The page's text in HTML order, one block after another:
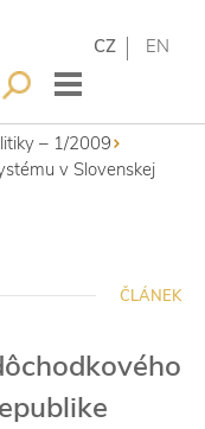
CZ EN
– 1/2009
v Slovenskej
ČLÁNEK